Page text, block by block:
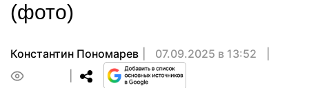
(фото)
Константин Пономарев
07.09.2025 в 13:52